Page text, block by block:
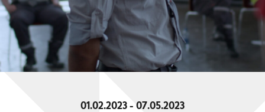
01.02.2023 - 07.05.2023